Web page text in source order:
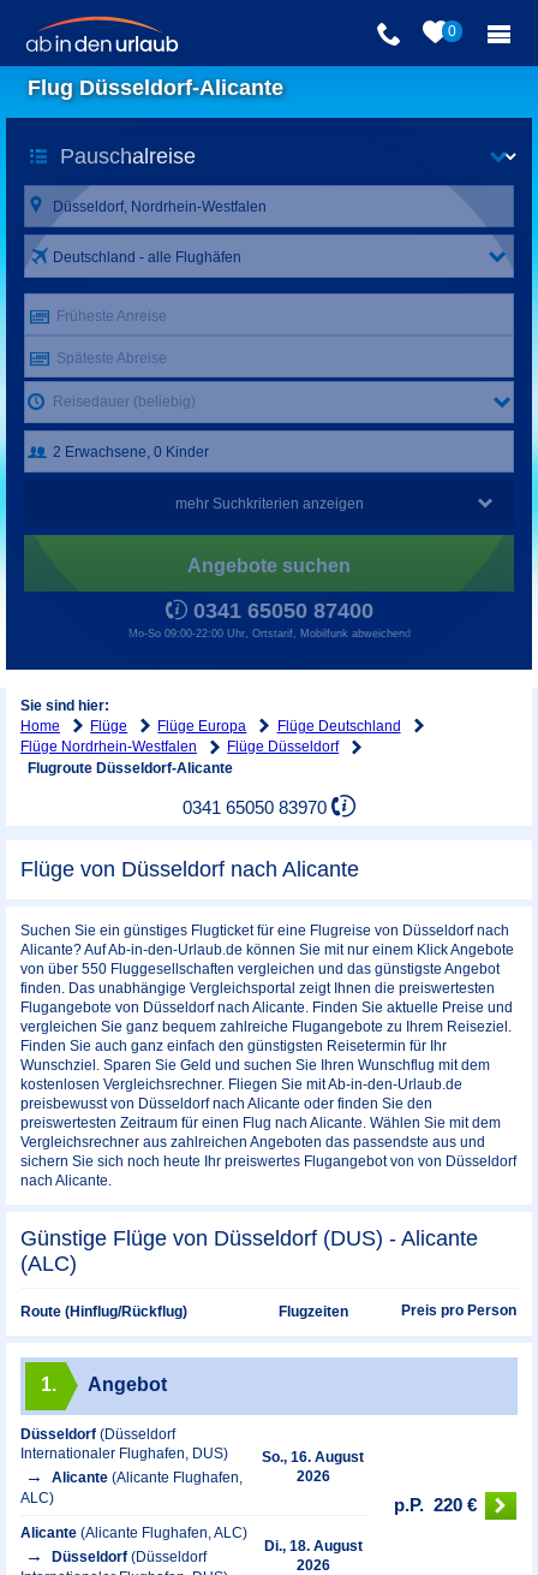
0
Flug Düsseldorf-Alicante
Deutschland - alle Flughäfen
Früheste Anreise
Späteste Abreise
Reisedauer (beliebig)
mehr Suchkriterien anzeigen
Angebote suchen
0341 65050 87400
Mo-So 09:00-22:00 Uhr, Ortstarif, Mobilfunk abweichend
Sie sind hier:
Home
Flüge Flüge Europa
Flüge Deutschland
Flüge Nordrhein-Westfalen
Flüge Düsseldorf
Flugroute Düsseldorf-Alicante
0341 65050 83970
Flüge von Düsseldorf nach Alicante
Suchen Sie ein günstiges Flugticket für eine Flugreise von Düsseldorf nach
Alicante? Auf Ab-in-den-Urlaub.de können Sie mit nur einem Klick Angebote
von über 550 Fluggesellschaften vergleichen und das günstigste Angebot
finden. Das unabhängige Vergleichsportal zeigt Ihnen die preiswertesten
Flugangebote von Düsseldorf nach Alicante. Finden Sie aktuelle Preise und
vergleichen Sie ganz bequem zahlreiche Flugangebote zu Ihrem Reiseziel.
Finden Sie auch ganz einfach den günstigsten Reisetermin für Ihr
Wunschziel. Sparen Sie Geld und suchen Sie Ihren Wunschflug mit dem
kostenlosen Vergleichsrechner. Fliegen Sie mit Ab-in-den-Urlaub.de
preisbewusst von Düsseldorf nach Alicante oder finden Sie den
preiswertesten Zeitraum für einen Flug nach Alicante. Wählen Sie mit dem
Vergleichsrechner aus zahlreichen Angeboten das passendste aus und
sichern Sie sich noch heute Ihr preiswertes Flugangebot von von Düsseldorf
nach Alicante.
Günstige Flüge von Düsseldorf (DUS) - Alicante
(ALC)
Route (Hinflug/Rückflug) Flugzeiten Preis pro Person
1. Angebot
Düsseldorf (Düsseldorf
Internationaler Flughafen, DUS)
Alicante (Alicante Flughafen,
ALC)
So., 16. August
2026
Alicante (Alicante Flughafen, ALC)
Düsseldorf (Düsseldorf
Di., 18. August
2026
p.P. 220 €